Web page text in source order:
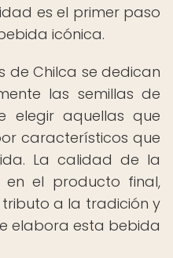
es el primer paso
icónica.
de Chilca se dedican
las semillas de
elegir aquellas que
característicos que
La calidad de la
en el producto final,
a la tradición y
elabora esta bebida